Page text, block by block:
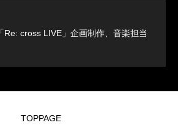
「Re: cross LIVE」企画制作、音楽担当
TOPPAGE